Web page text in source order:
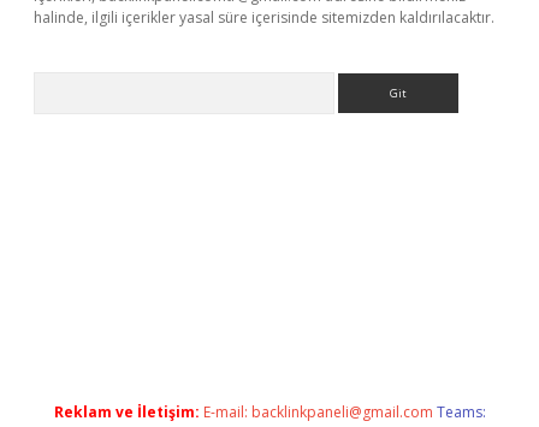
halinde, ilgili içerikler yasal süre içerisinde sitemizden kaldırılacaktır.
Reklam ve İletişim: E-mail: backlinkpaneli@gmail.com Teams: